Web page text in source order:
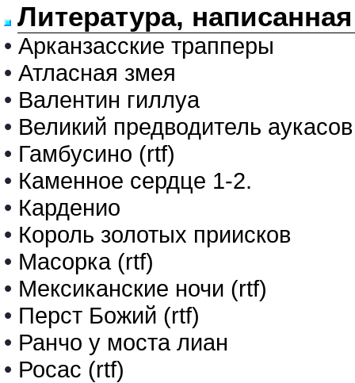
Литература,
• Арканзасские трапперы
• Атласная змея
• Валентин гиллуа
• Великий предводитель аукасов
• Гамбусино (rtf)
• Каменное сердце 1-2.
• Карденио
• Король золотых приисков
• Масорка (rtf)
• Мексиканские ночи (rtf)
• Перст Божий (rtf)
• Ранчо у моста лиан
• Росас (rtf)